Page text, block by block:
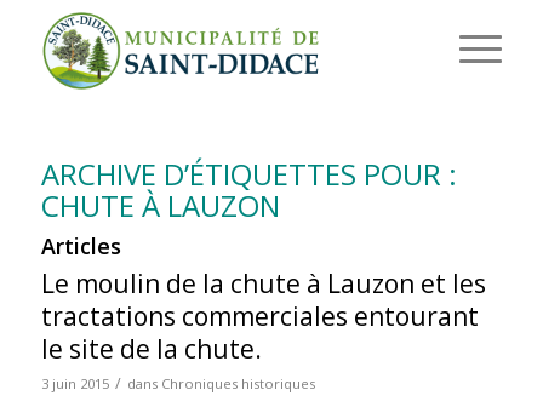
ARCHIVE D’ÉTIQUETTES POUR :
CHUTE À LAUZON
Articles
Le moulin de la chute à Lauzon et les
tractations commerciales entourant
le site de la chute.
3 juin 2015 / dans Chroniques historiques